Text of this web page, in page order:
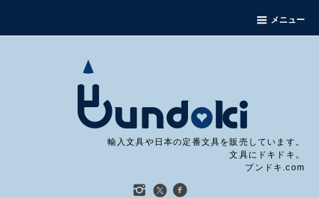
メニュー
輸入文具や日本の定番文具を販売しています。
文具にドキドキ。
ブンドキ.com